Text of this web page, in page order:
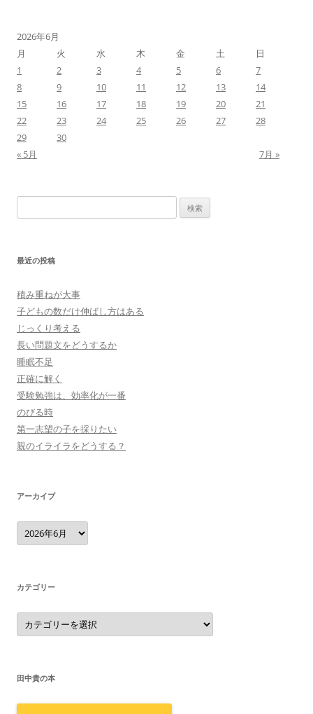
2026年6月
月
火 水 木 金 土
日
1
2 3 4 5 6
7
8
9 10 11 12 13
14
15
16 17 18 19 20
21
22
23 24 25 26 27
28
29
30
« 5月
7月 »
索:
最近の投稿
積み重ねが大事
子どもの数だけ伸ばし方はある
じっくり考える
長い問題文をどうするか
睡眠不足
正確に解く
受験勉強は、効率化が一番
のびる時
第一志望の子を採りたい
親のイライラをどうする？
アーカイブ
ア
ー
カ
カテゴリー
カ
テ
ゴ
田中貴の本